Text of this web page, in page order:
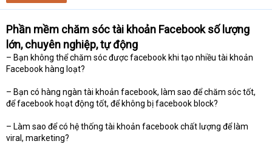
Phần mềm chăm sóc tài khoản Facebook số lượng
lớn, chuyên nghiệp, tự động
– Bạn không thể chăm sóc được facebook khi tạo nhiều tài khoản
Facebook hàng loạt?
– Bạn có hàng ngàn tài khoản facebook, làm sao để chăm sóc tốt,
để facebook hoạt động tốt, để không bị facebook block?
– Làm sao để có hệ thống tài khoản facebook chất lượng để làm
viral, marketing?